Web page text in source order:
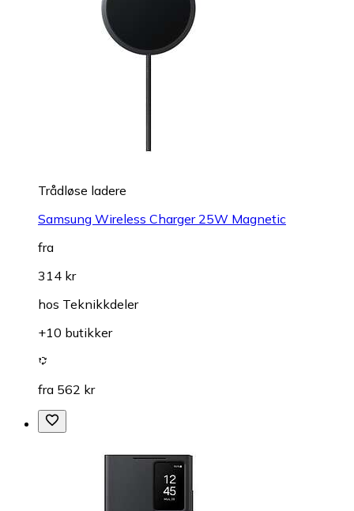
Trådløse ladere
Samsung Wireless Charger 25W Magnetic
fra
314 kr
hos Teknikkdeler
+10 butikker
fra 562 kr